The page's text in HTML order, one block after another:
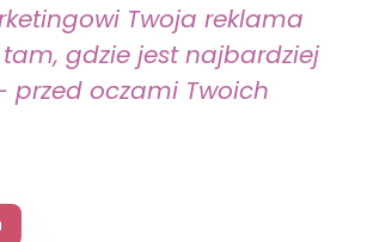
Twoja reklama
gdzie jest najbardziej
przed oczami Twoich